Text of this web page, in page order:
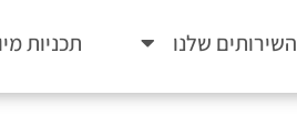
השירותים שלנו תכניות